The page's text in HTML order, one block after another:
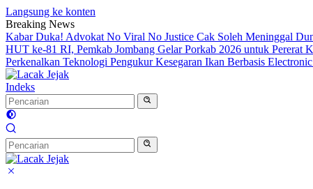
Langsung ke konten
Breaking News
Kabar Duka! Advokat No Viral No Justice Cak Soleh Meninggal
HUT ke-81 RI, Pemkab Jombang Gelar Porkab 2026 untuk Pererat
Perkenalkan Teknologi Pengukur Kesegaran Ikan Berbasis
Indeks